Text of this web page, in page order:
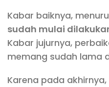
Kabar baiknya,
sudah mulai
Kabar jujurnya,
memang sudah lama
Karena pada